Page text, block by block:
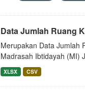
Data Jumlah Ruang
Merupakan Data Jumlah
Madrasah Ibtidayah (MI)
XLSX CSV